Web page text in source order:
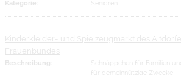
Kategorie:
Kinderkleider- und Spielzeugmarkt des Altdorfer
Beschreibung:
Schnäppchen für Familien
für gemeinnützige Zwecke